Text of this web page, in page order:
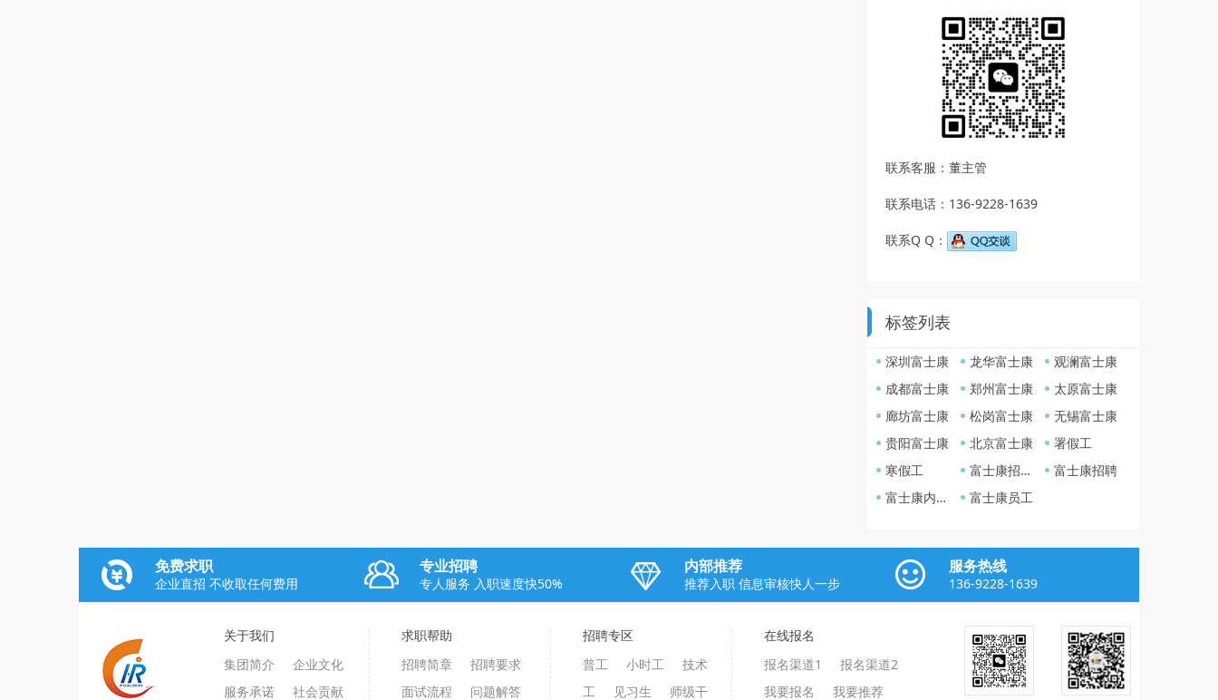
联系客服：董主管
联系电话：136-9228-1639
联系Q Q：
标签列表
深圳富士康 龙华富士康
观澜富士康
成都富士康
郑州富士康
太原富士康
廊坊富士康
松岗富士康
无锡富士康
贵阳富士康
北京富士康
署假工
寒假工
富士康招聘网
富士康招聘
富士康内部招聘
富士康员工
免费求职
企业直招 不收取任何费用
专业招聘
专人服务 入职速度快50%
内部推荐
推荐入职 信息审核快人一步
服务热线
136-9228-1639
关于我们
集团简介
企业文化
服务承诺
社会贡献
求职帮助
招聘简章
招聘要求
面试流程
问题解答
招聘专区
普工
小时工
技术
工
见习生 师级干
在线报名
报名渠道1
报名渠道2
我要报名
我要推荐